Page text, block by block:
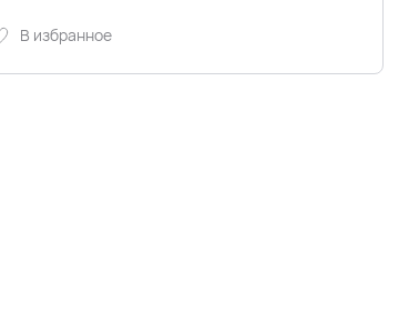
В избранное